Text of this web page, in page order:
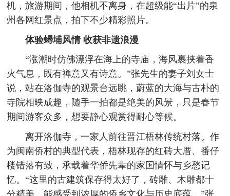
机，旅游期间，他相机不离身，在超级能“出片”的泉
州各网红景点，拍下不少精彩照片。
体验蟳埔风情 收获非遗浪漫
“涨潮时仿佛漂浮在海上的寺庙，海风裹挟着香
火气息，既有禅意又有诗意。”张先生的妻子刘女士
说，站在洛伽寺的观景台远眺，蔚蓝的大海与古朴的
寺院相映成趣，随手一拍都是绝美的风景，只是春节
期间游客众多，想要静心观赏得耐心等候。
离开洛伽寺，一家人前往晋江梧林传统村落。作
为闽南侨村的典型代表，梧林现存的红砖大厝、番仔
楼错落有致，承载着华侨先辈的家国情怀与乡愁记
忆。“这里的古建筑保存得太好了，砖雕、木雕都十
分精美，能感受到浓厚的侨乡文化与历史底蕴。”张